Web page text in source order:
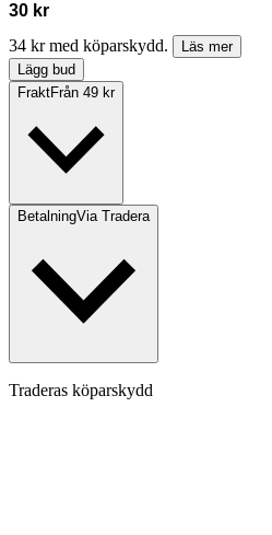
30 kr
34 kr med köparskydd.
Läs mer
Lägg bud
FraktFrån 49 kr
BetalningVia Tradera
Traderas köparskydd